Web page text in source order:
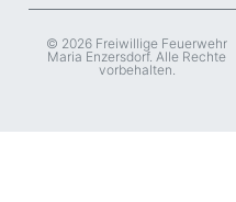
© 2026 Freiwillige Feuerwehr
Maria Enzersdorf. Alle Rechte
vorbehalten.